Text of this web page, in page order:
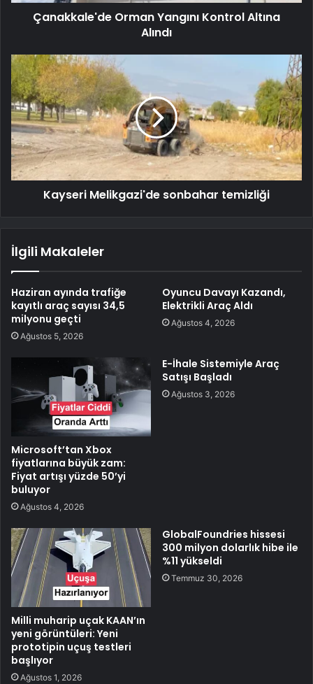
Çanakkale'de Orman Yangını Kontrol Altına
Alındı
Kayseri Melikgazi'de sonbahar temizliği
İlgili Makaleler
Haziran ayında trafiğe
kayıtlı araç sayısı 34,5
milyonu geçti
Ağustos 5, 2026
Oyuncu Davayı Kazandı,
Elektrikli Araç Aldı
Ağustos 4, 2026
Microsoft’tan Xbox
fiyatlarına büyük zam:
Fiyat artışı yüzde 50’yi
buluyor
Ağustos 4, 2026
E-İhale Sistemiyle Araç
Satışı Başladı
Ağustos 3, 2026
Milli muharip uçak KAAN’ın
yeni görüntüleri: Yeni
prototipin uçuş testleri
başlıyor
Ağustos 1, 2026
GlobalFoundries hissesi
300 milyon dolarlık hibe ile
%11 yükseldi
Temmuz 30, 2026